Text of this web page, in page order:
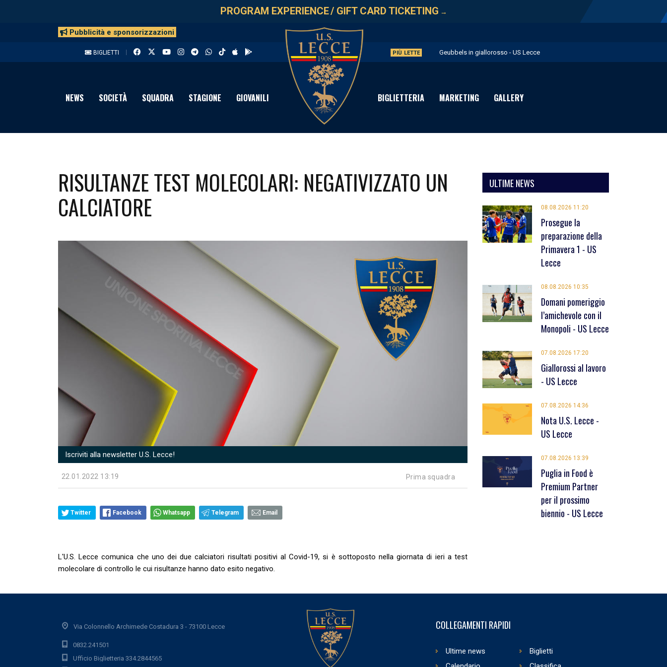
PROGRAM EXPERIENCE/ GIFT CARD TICKETING →
Pubblicità e sponsorizzazioni
BIGLIETTI PIÙ LETTE Geubbels in giallorosso - US Lecce
Aratravel è Premium Partner per la stagione 2026/27 - US Lecce
Primavera 1: Flies in giallorosso - US Lecce
NEWS SOCIETÀ SQUADRA STAGIONE GIOVANILI BIGLIETTERIA MARKETING GALLERY
RISULTANZE TEST MOLECOLARI: NEGATIVIZZATO UN
CALCIATORE
Iscriviti alla newsletter U.S. Lecce!
22.01.2022 13:19 Prima squadra
Twitter Facebook Whatsapp Telegram Email
L'U.S. Lecce comunica che uno dei due calciatori risultati positivi al Covid-19, si è sottoposto nella giornata di ieri a test
molecolare di controllo le cui risultanze hanno dato esito negativo.
ULTIME NEWS
08.08.2026 11:20
Prosegue la
preparazione della
Primavera 1 - US
Lecce
08.08.2026 10:35
Domani pomeriggio
l’amichevole con il
Monopoli - US Lecce
07.08.2026 17:20
Giallorossi al lavoro
- US Lecce
07.08.2026 14:36
Nota U.S. Lecce -
US Lecce
07.08.2026 13:39
Puglia in Food è
Premium Partner
per il prossimo
biennio - US Lecce
Via Colonnello Archimede Costadura 3 - 73100 Lecce
0832.241501
Ufficio Biglietteria 334.2844565
COLLEGAMENTI RAPIDI
Ultime news
Biglietti